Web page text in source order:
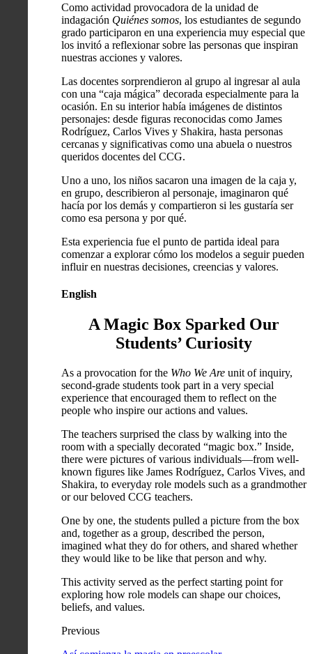
Como actividad provocadora de la unidad de
indagación Quiénes somos, los estudiantes de segundo
grado participaron en una experiencia muy especial que
los invitó a reflexionar sobre las personas que inspiran
nuestras acciones y valores.
Las docentes sorprendieron al grupo al ingresar al aula
con una “caja mágica” decorada especialmente para la
ocasión. En su interior había imágenes de distintos
personajes: desde figuras reconocidas como James
Rodríguez, Carlos Vives y Shakira, hasta personas
cercanas y significativas como una abuela o nuestros
queridos docentes del CCG.
Uno a uno, los niños sacaron una imagen de la caja y,
en grupo, describieron al personaje, imaginaron qué
hacía por los demás y compartieron si les gustaría ser
como esa persona y por qué.
Esta experiencia fue el punto de partida ideal para
comenzar a explorar cómo los modelos a seguir pueden
influir en nuestras decisiones, creencias y valores.
English
A Magic Box Sparked Our
Students’ Curiosity
As a provocation for the Who We Are unit of inquiry,
second-grade students took part in a very special
experience that encouraged them to reflect on the
people who inspire our actions and values.
The teachers surprised the class by walking into the
room with a specially decorated “magic box.” Inside,
there were pictures of various individuals—from well-
known figures like James Rodríguez, Carlos Vives, and
Shakira, to everyday role models such as a grandmother
or our beloved CCG teachers.
One by one, the students pulled a picture from the box
and, together as a group, described the person,
imagined what they do for others, and shared whether
they would like to be like that person and why.
This activity served as the perfect starting point for
exploring how role models can shape our choices,
beliefs, and values.
Previous